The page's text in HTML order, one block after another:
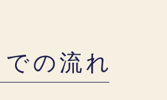
での流れ